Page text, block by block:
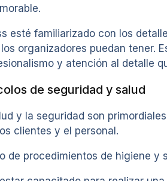
esté familiarizado con los
organizadores puedan tener.
y atención al detalle
de seguridad y salud
y la seguridad son
clientes y el personal.
de procedimientos de higiene